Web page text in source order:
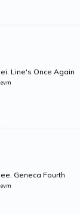
ei. Line's Once Again
evm
ee. Geneca Fourth
evm